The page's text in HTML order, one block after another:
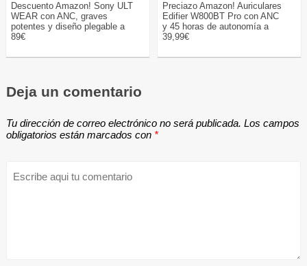
Descuento Amazon! Sony ULT
WEAR con ANC, graves
potentes y diseño plegable a
89€
Preciazo Amazon! Auriculares
Edifier W800BT Pro con ANC
y 45 horas de autonomía a
39,99€
Deja un comentario
Tu dirección de correo electrónico no será publicada. Los campos
obligatorios están marcados con *